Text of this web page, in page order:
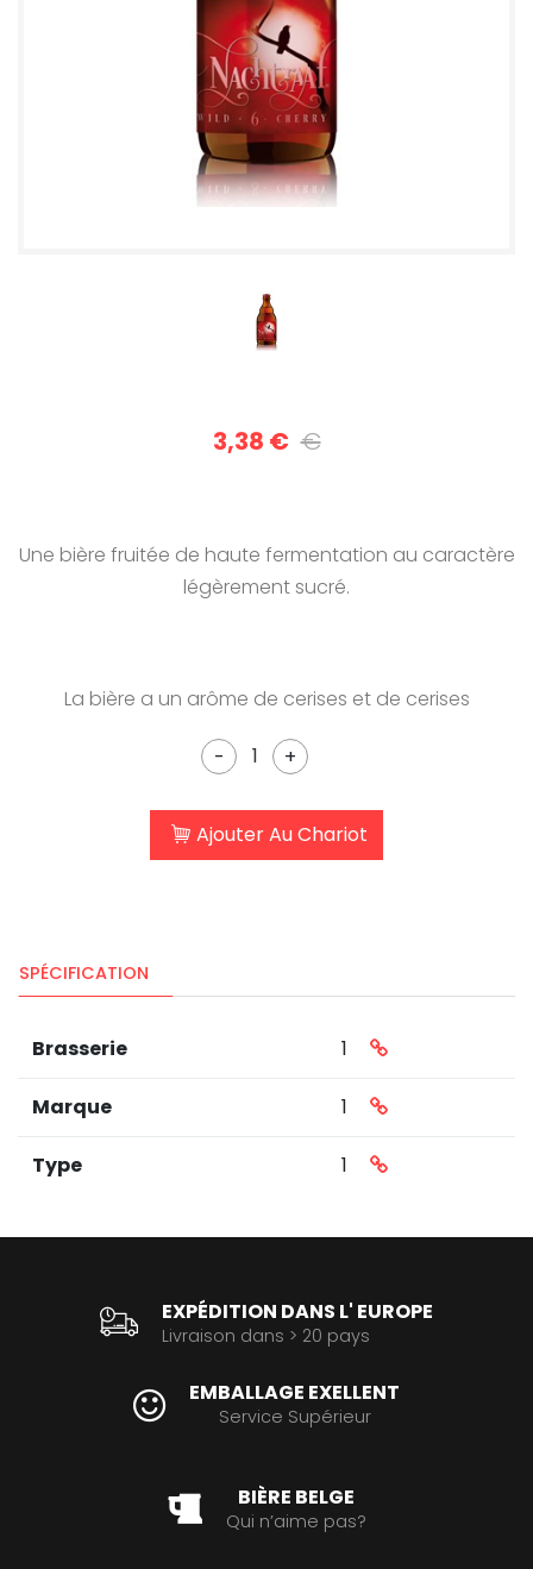
3,38 € €
Une bière fruitée de haute fermentation au caractère
légèrement sucré.
La bière a un arôme de cerises et de cerises
- +
Ajouter Au Chariot
SPÉCIFICATION
Brasserie 1
Marque 1
Type 1
EXPÉDITION DANS L' EUROPE
Livraison dans > 20 pays
EMBALLAGE EXELLENT
Service Supérieur
BIÈRE BELGE
Qui n’aime pas?